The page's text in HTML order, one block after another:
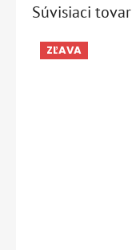
Súvisiaci tovar
ZĽAVA